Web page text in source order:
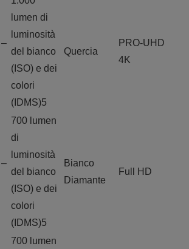
–
lumen di
luminosità
del bianco
(ISO) e dei
colori
(IDMS)5
Quercia
PRO-UHD
4K
–
700 lumen
di
luminosità
del bianco
(ISO) e dei
colori
(IDMS)5
Bianco
Diamante
Full HD
700 lumen